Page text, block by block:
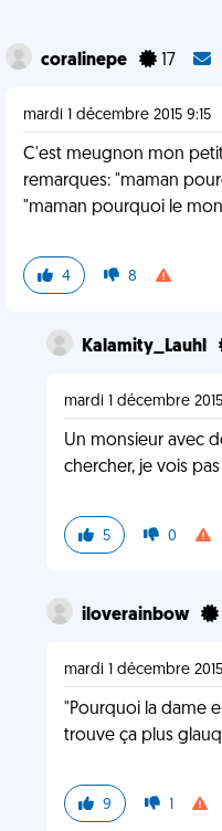
coralinepe 17
mardi 1 décembre 2015 9:15
C'est meugnon mon
remarques: "maman
"maman pourquoi le
4 8
Kalamity_Lauhl
mardi 1 décembre 2015
Un monsieur avec
chercher, je vois
5 0
iloverainbow
mardi 1 décembre 2015
"Pourquoi la dame
trouve ça plus
9 1